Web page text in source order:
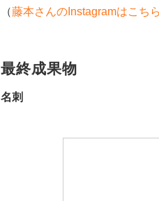
（藤本さんのInstagramはこち
最終成果物
名刺